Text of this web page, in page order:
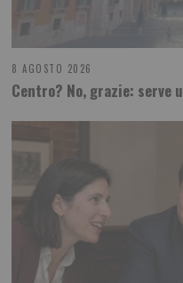
8 AGOSTO 2026
Centro? No, grazie: serve